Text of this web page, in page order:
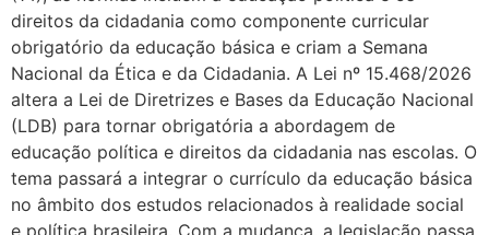
direitos da cidadania como componente curricular
obrigatório da educação básica e criam a Semana
Nacional da Ética e da Cidadania. A Lei nº 15.468/2026
altera a Lei de Diretrizes e Bases da Educação Nacional
(LDB) para tornar obrigatória a abordagem de
educação política e direitos da cidadania nas escolas. O
tema passará a integrar o currículo da educação básica
no âmbito dos estudos relacionados à realidade social